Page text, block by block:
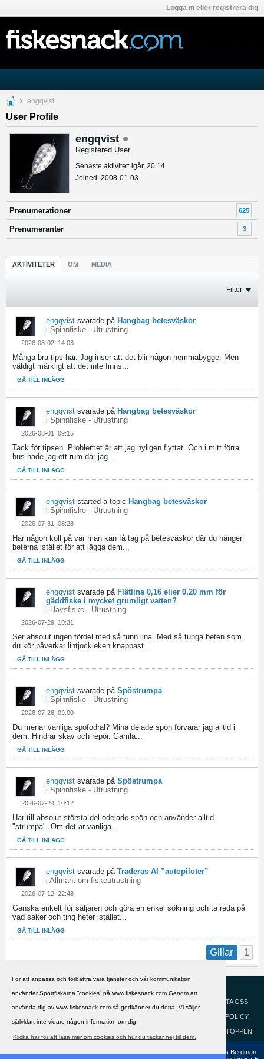
För att anpassa och förbättra våra tjänster och vår kommunikation
använder Sportfiskarna ”cookies” på www.fiskesnack.com.Genom att
använda dig av www.fiskesnack.com så godkänner du detta. Vi säljer
självklart inte vidare någon information om dig.
Klicka här för att läsa mer om cookies och hur du tackar nej till dem.
Logga in eller registrera dig
engqvist
User Profile
engqvist
Registered User
Senaste aktivitet: igår, 20:14
Joined: 2008-01-03
Prenumerationer 625
Prenumeranter 3
AKTIVITETER OM MEDIA
Filter
engqvist svarade på Hangbag betesväskor
i Spinnfiske - Utrustning
2026-08-02, 14:03
Många bra tips här. Jag inser att det blir någon hemmabygge. Men
väldigt märkligt att det inte finns...
GÅ TILL INLÄGG
engqvist svarade på Hangbag betesväskor
i Spinnfiske - Utrustning
2026-08-01, 09:15
Tack för tipsen. Problemet är att jag nyligen flyttat. Och i mitt förra
hus hade jag ett rum där jag...
GÅ TILL INLÄGG
engqvist started a topic Hangbag betesväskor
i Spinnfiske - Utrustning
2026-07-31, 08:28
Har någon koll på var man kan få tag på betesväskor där du hänger
beterna istället för att lägga dem...
GÅ TILL INLÄGG
engqvist svarade på Flätlina 0,16 eller 0,20 mm för
gäddfiske i mycket grumligt vatten?
i Havsfiske - Utrustning
2026-07-29, 10:31
Ser absolut ingen fördel med så tunn lina. Med så tunga beten som
du kör påverkar lintjockleken knappast...
GÅ TILL INLÄGG
engqvist svarade på Spöstrumpa
i Spinnfiske - Utrustning
2026-07-26, 09:00
Du menar vanliga spöfodral? Mina delade spön förvarar jag alltid i
dem. Hindrar skav och repor. Gamla...
GÅ TILL INLÄGG
engqvist svarade på Spöstrumpa
i Spinnfiske - Utrustning
2026-07-24, 10:12
Har till absolut största del odelade spön och använder alltid
"strumpa". Om det är vanliga...
GÅ TILL INLÄGG
engqvist svarade på Traderas AI ”autopiloter”
i Allmänt om fiskeutrustning
2026-07-12, 22:48
Ganska enkelt för säljaren och göra en enkel sökning och ta reda på
vad saker och ting heter istället...
GÅ TILL INLÄGG
Gillar 1
Svenska
KONTAKTA OSS
COOKIEPOLICY
GÅ TILL TOPPEN
Copyright ©2002 - 2021, FiskeSnack.com. Grundad 2002 av Anders Bergman.